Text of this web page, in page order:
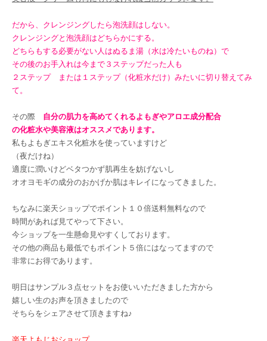
だから、クレンジングしたら泡洗顔はしない。
クレンジングと泡洗顔はどちらかにする。
どちらもする必要がない人はぬるま湯（水は冷たいものね）で
その後のお手入れは今まで３ステップだった人も
２ステップ または１ステップ（化粧水だけ）みたいに切り替えてみ
て。
その際 自分の肌力を高めてくれるよもぎやアロエ成分配合
の化粧水や美容液はオススメであります。
私もよもぎエキス化粧水を使っていますけど
（夜だけね）
適度に潤いけどベタつかず肌再生を妨げないし
オオヨモギの成分のおかげか肌はキレイになってきました。
ちなみに楽天ショップでポイント１０倍送料無料なので
時間があれば見てやって下さい。
今ショップを一生懸命見やすくしております。
その他の商品も最低でもポイント５倍にはなってますので
非常にお得であります。
明日はサンプル３点セットをお使いいただきました方から
嬉しい生のお声を頂きましたので
そちらをシェアさせて頂きますね♪